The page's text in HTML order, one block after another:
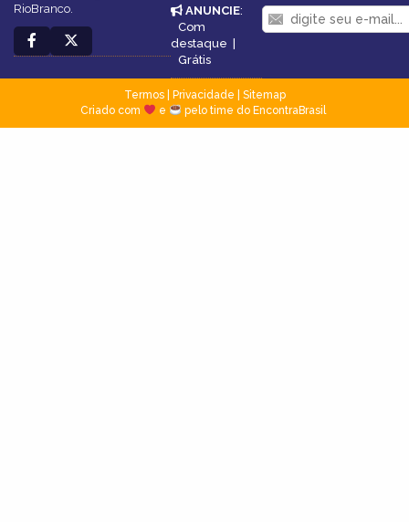
RioBranco.
ANUNCIE:
Com
destaque |
Grátis
Termos| Privacidade
Sitemap
Criado com
e pelo time do EncontraBrasil